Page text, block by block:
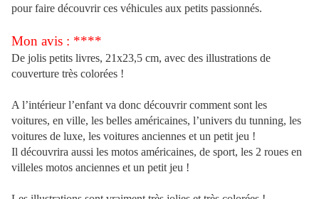
pour faire découvrir ces véhicules aux petits passionnés.
Mon avis : ****
De jolis petits livres, 21x23,5 cm, avec des illustrations de
couverture très colorées !
A l’intérieur l’enfant va donc découvrir comment sont les
voitures, en ville, les belles américaines, l’univers du tunning, les
voitures de luxe, les voitures anciennes et un petit jeu !
Il découvrira aussi les motos américaines, de sport, les 2 roues en
villeles motos anciennes et un petit jeu !